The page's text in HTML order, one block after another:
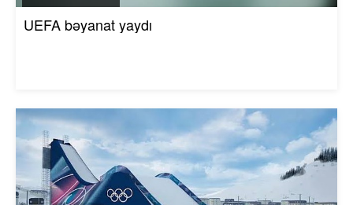
UEFA bəyanat yaydı